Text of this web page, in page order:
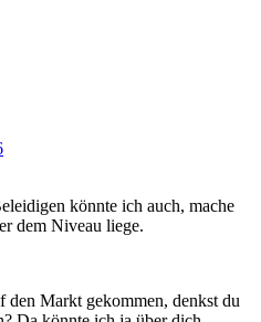
könnte ich auch, mache
dem Niveau liege.
den Markt gekommen, denkst du